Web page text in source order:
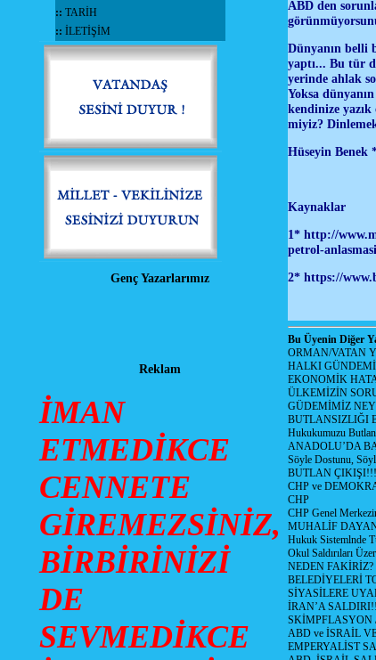
:: TARİH
:: İLETİŞİM
Genç Yazarlarımız
Reklam
İMAN
ETMEDİKCE
CENNETE
GİREMEZSİNİZ,
BİRBİRİNİZİ
DE
SEVMEDİKCE
ABD den
Dünyanın belli
yaptı... Bu tür
yerinde ahlak
Yoksa
kendinize yazık
miyiz?
Hüseyin Benek
Kaynaklar
1* http://
petrol-
2* https://
Bu Üyenin Diğer
ORMAN/VATAN
HALKI
EKONOMİK
ÜLKEMİZİN
GÜDEMİMİZ
BUTLANSIZLIĞI
Hukukumuzu
ANADOLU’DA
Söyle Dostunu,
BUTLAN ÇIKIŞI!!!
CHP ve
CHP
CHP Genel
MUHALİF
Hukuk Sistemlnde
Okul Saldırıları
NEDEN FAKİRİZ?
BELEDİYELERİ
SİYASİLERE
İRAN’A SALDIRI!!
SKİMPFLASYON
ABD ve İSRAİL
EMPERYALİST